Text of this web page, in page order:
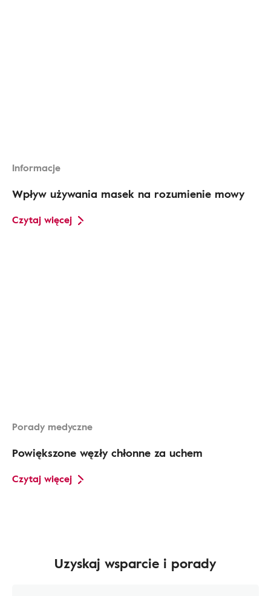
Informacje
Wpływ używania masek na rozumienie mowy
Czytaj więcej
Porady medyczne
Powiększone węzły chłonne za uchem
Czytaj więcej
Uzyskaj wsparcie i porady